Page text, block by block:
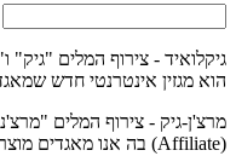
גיקלואיד - צירוף המלים "גיק"
הוא מגזין אינטרנטי חדש
מרצ'ן-גיק - צירוף המלים
(Affiliate) בה אנו מאגדים מוצרים מגניבים מרחבי הרשת.